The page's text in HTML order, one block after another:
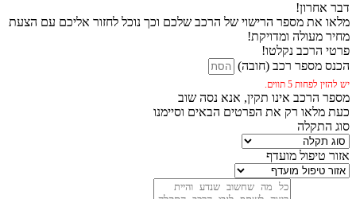
דבר אחרון!
מלאו את מספר הרישוי של הרכב שלכם וכך נוכל לחזור אליכם עם הצעת
מחיר מעולה ומדויקת!
פרטי הרכב נקלטו!
הכנס מספר רכב (חובה)
יש להזין לפחות 5 תווים.
מספר הרכב אינו תקין, אנא נסה שוב
כעת מלאו רק את הפרטים הבאים וסיימנו
סוג התקלה
אזור טיפול מועדף